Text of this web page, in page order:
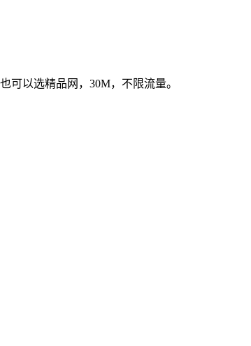
可以选精品网，30M，不限流量。